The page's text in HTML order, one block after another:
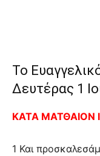
Το
Δευτέρας 1
ΚΑΤΑ ΜΑΤΘΑΙΟΝ
1 Και